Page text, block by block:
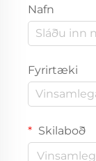
Nafn
Fyrirtæki
Skilaboð